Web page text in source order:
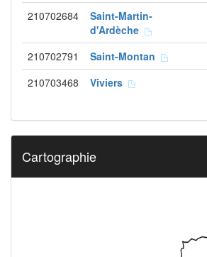
210702684
Saint-Martin-
d'Ardèche
210702791 Saint-Montan
210703468 Viviers
Cartographie